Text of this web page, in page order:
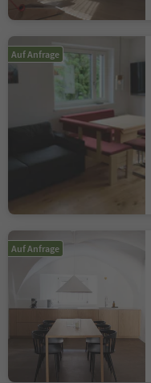
Auf Anfrage
Auf Anfrage